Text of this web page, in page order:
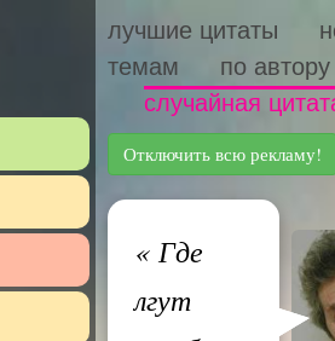
лучшие цитаты
темам
по автору
случайная
Отключить всю рекламу!
«Где
лгут